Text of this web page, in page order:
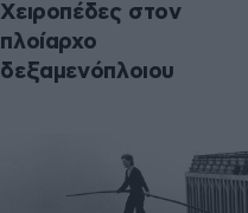
Χειροπέδες στον
πλοίαρχο
δεξαμενόπλοιου